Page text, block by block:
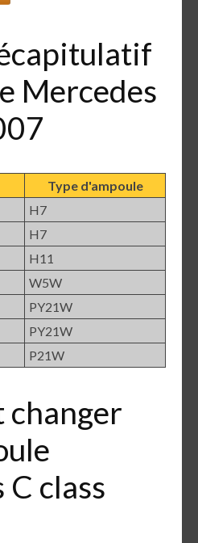
Mercedes
Type d'ampoule
H7
H7
H11
W5W
PY21W
PY21W
P21W
changer
class